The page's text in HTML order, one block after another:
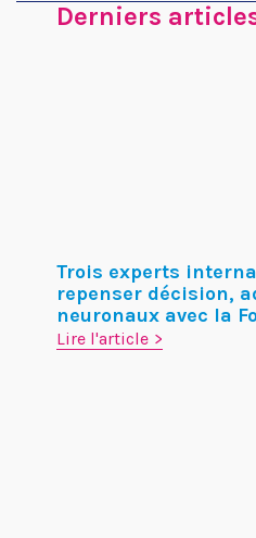
Derniers
Trois experts
repenser décision,
neuronaux avec la
Lire l'article